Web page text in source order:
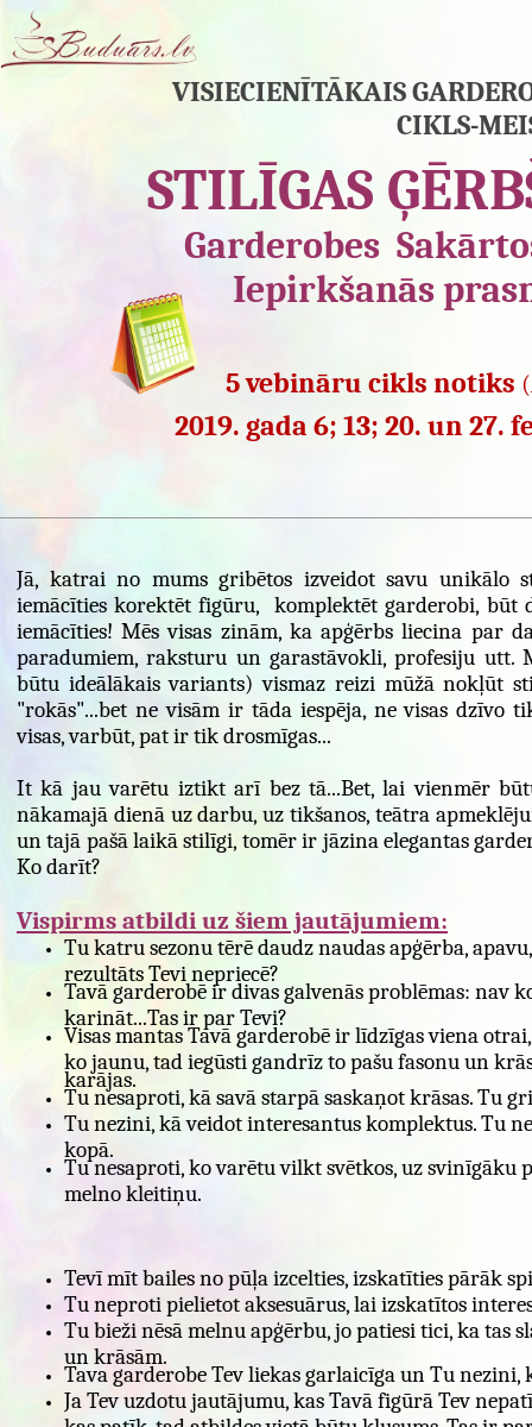
STILĪGAS
Garderobes
Iepirkšanās
Jā, katrai no mums gribētos izveidot savu unikālo
iemācīties korektēt figūru, komplektēt garderobi, būt
iemācīties! Mēs visas zinām, ka apģērbs liecina par
paradumiem, raksturu un garastāvokli, profesiju utt.
būtu ideālākais variants) vismaz reizi mūžā nokļūt
"rokās"...bet ne visām ir tāda iespēja, ne visas dzīvo
visas, varbūt, pat ir tik drosmīgas...
It kā jau varētu iztikt arī bez tā...Bet, lai vienmēr
nākamajā dienā uz darbu, uz tikšanos, teātra
un tajā pašā laikā stilīgi, tomēr ir jāzina elegantas
Ko darīt?
Vispirms atbildi uz šiem jautājumiem:
Tu katru sezonu tērē daudz naudas apģērba,
rezultāts Tevi nepriecē?
Tavā garderobē ir divas galvenās problēmas: nav
karināt...Tas ir par Tevi?
Visas mantas Tavā garderobē ir līdzīgas viena
ko jaunu, tad iegūsti gandrīz to pašu fasonu un
karājas.
Tu nesaproti, kā savā starpā saskaņot krāsas. Tu
Tu nezini, kā veidot interesantus komplektus. Tu
kopā.
Tu nesaproti, ko varētu vilkt svētkos, uz svinīgāku
melno kleitiņu.
VISIECIENĪTĀKAIS
CIKLS-
Tevī mīt bailes no pūļa izcelties, izskatīties pārāk
Tu neproti pielietot aksesuārus, lai izskatītos
Tu bieži nēsā melnu apģērbu, jo patiesi tici, ka tas
un krāsām.
Tava garderobe Tev liekas garlaicīga un Tu
Ja Tev uzdotu jautājumu, kas Tavā figūrā Tev
kas patīk, tad atbildes vietā būtu klusums. Tas ir
5 vebināru cikls notiks (
2019. gada 6; 13; 20. un